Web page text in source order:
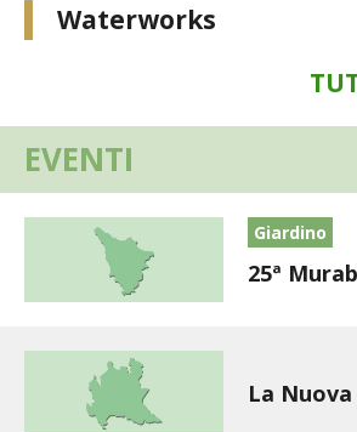
PELLENC
MEDICINA DEI SEMPLICI
SCONTI NOVEMBRE
COMPO
HUSQVARNA
BENZA
Waterworks
EVENTI
Giardino
25ª
La